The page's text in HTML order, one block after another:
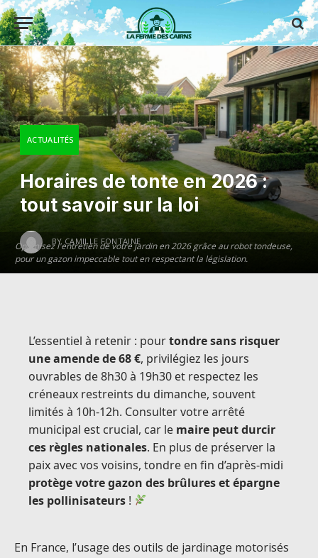
Optimisez l'entretien de votre jardin en 2026 grâce au robot tondeuse,
pour un gazon impeccable tout en respectant la législation.
ACTUALITÉS
Horaires de tonte en 2026 :
tout savoir sur la loi
BY CAMILLE FONTAINE
L’essentiel à retenir : pourtondre sans risquer
une amende de 68 €, privilégiez les jours
ouvrables de 8h30 à 19h30 et respectez les
créneaux restreints du dimanche, souvent
limités à 10h-12h. Consulter votre arrêté
municipal est crucial, car le maire peut durcir
ces règles nationales. En plus de préserver la
paix avec vos voisins, tondre en fin d’après-midi
protège votre gazon des brûlures et épargne
les pollinisateurs !
En France, l’usage des outils de jardinage motorisés